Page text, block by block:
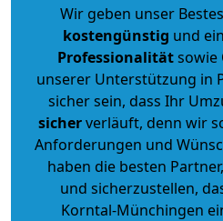
Wir geben unser
kostengünstig und
Professionalitätsowie
unserer Unterstützung in
sicher sein, dass Ihr
sicherverläuft, denn wir
Anforderungen und
haben die besten
und sicherzustellen,
Korntal-Münchingen